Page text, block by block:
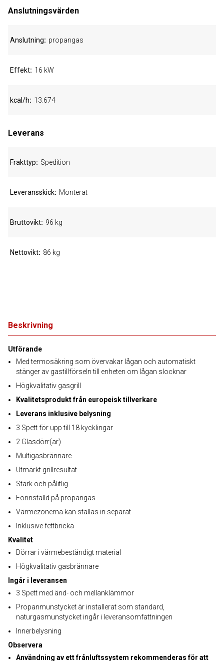
Beskrivning
Utförande
Med termosäkring som övervakar lågan och automatiskt
stänger av gastillförseln till enheten om lågan slocknar
Högkvalitativ gasgrill
Kvalitetsprodukt från europeisk tillverkare
Leverans inklusive belysning
3 Spett för upp till 18 kycklingar
2 Glasdörr(ar)
Multigasbrännare
Utmärkt grillresultat
Stark och pålitlig
Förinställd på propangas
Värmezonerna kan ställas in separat
Inklusive fettbricka
Kvalitet
Dörrar i värmebeständigt material
Högkvalitativ gasbrännare
Ingår i leveransen
3 Spett med änd- och mellanklämmor
Propanmunstycket är installerat som standard,
naturgasmunstycket ingår i leveransomfattningen
Innerbelysning
Observera
Användning av ett frånluftssystem rekommenderas för att
Anslutningsvärden
Anslutning propangas
Effekt 16 kW
kcal/h 13.674
Leverans
Frakttyp Spedition
Leveransskick Monterat
Bruttovikt 96 kg
Nettovikt 86 kg